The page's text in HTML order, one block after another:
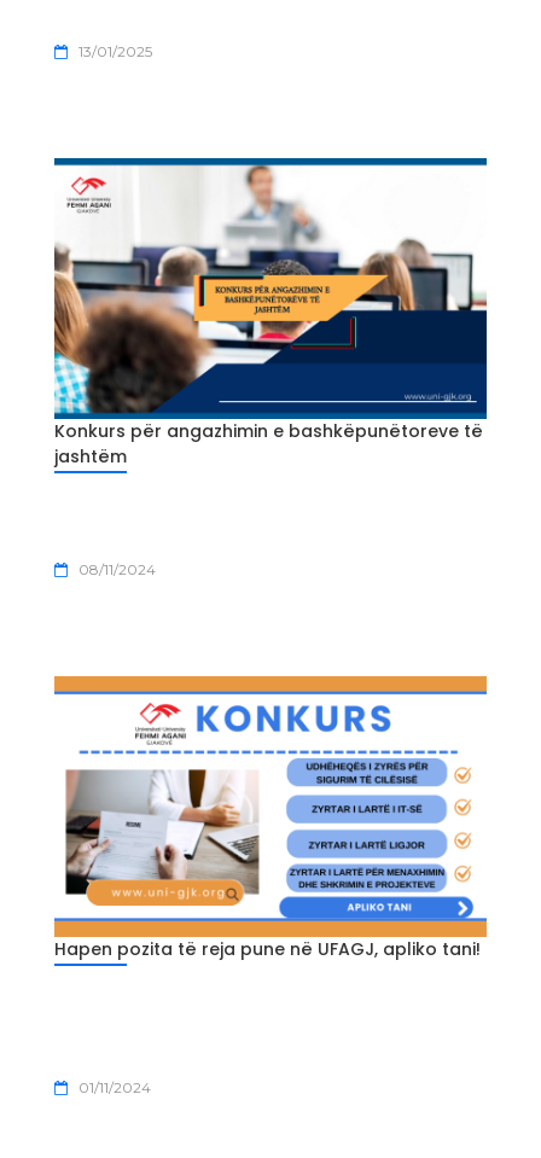
13/01/2025
Konkurs për angazhimin e bashkëpunëtoreve të
jashtëm
08/11/2024
Hapen pozita të reja pune në UFAGJ, apliko tani!
01/11/2024